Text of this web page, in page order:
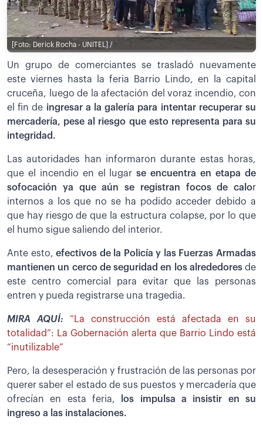
[Foto: Derick Rocha - UNITEL] /
Un grupo de comerciantes se trasladó nuevamente
este viernes hasta la feria Barrio Lindo, en la capital
cruceña, luego de la afectación del voraz incendio, con
el fin de ingresar a la galería para intentar recuperar su
mercadería, pese al riesgo que esto representa para su
integridad.
Las autoridades han informaron durante estas horas,
que el incendio en el lugar se encuentra en etapa de
sofocación ya que aún se registran focos de calor
internos a los que no se ha podido acceder debido a
que hay riesgo de que la estructura colapse, por lo que
el humo sigue saliendo del interior.
Ante esto,efectivos de la Policía y las Fuerzas Armadas
mantienen un cerco de seguridad en los alrededores de
este centro comercial para evitar que las personas
entren y pueda registrarse una tragedia.
MIRA AQUÍ: “La construcción está afectada en su
totalidad”: La Gobernación alerta que Barrio Lindo está
“inutilizable”
Pero, la desesperación y frustración de las personas por
querer saber el estado de sus puestos y mercadería que
ofrecían en esta feria,
los impulsa a insistir en su
ingreso a las instalaciones.